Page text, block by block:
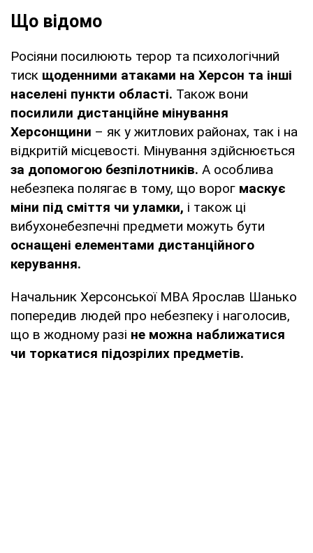
Що відомо
Росіяни посилюють терор та психологічний
тиск щоденними атаками на Херсон та інші
населені пункти області. Також вони
посилили дистанційне мінування
Херсонщини – як у житлових районах, так і на
відкритій місцевості. Мінування здійснюється
за допомогою безпілотників. А особлива
небезпека полягає в тому, що ворог маскує
міни під сміття чи уламки, і також ці
вибухонебезпечні предмети можуть бути
оснащені елементами дистанційного
керування.
Начальник Херсонської МВА Ярослав Шанько
попередив людей про небезпеку і наголосив,
що в жодному разі не можна наближатися
чи торкатися підозрілих предметів.